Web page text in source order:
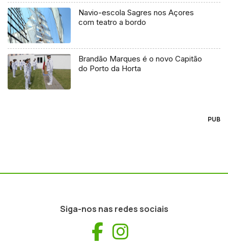
Navio-escola Sagres nos Açores
com teatro a bordo
Brandão Marques é o novo Capitão
do Porto da Horta
PUB
Siga-nos nas redes sociais
Facebook